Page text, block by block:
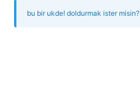
bu bir ukde! doldurmak ister misin?